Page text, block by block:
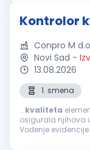
Kontrolor
Conpro M
Novi Sad -
13.08.2026
1. smena
...kvaliteta
osigurala njihova
Vođenje